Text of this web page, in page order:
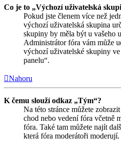
Co je to „Výchozí uživatelská
Pokud jste členem více než
výchozí uživatelská skupina
skupiny by měla být u vašeho
Administrátor fóra vám může
výchozí uživatelské skupiny
panelu“.
Nahoru
K čemu slouží odkaz „Tým“?
Na této stránce můžete
chod nebo vedení fóra včetně
fóra. Také tam můžete najít
která fóra moderátoři moderují.